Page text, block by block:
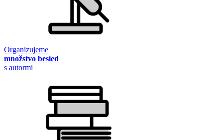
Organizujeme
množstvo besied
s autormi